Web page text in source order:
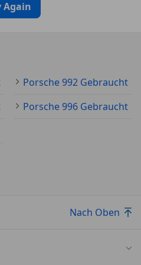
Again
Porsche 992 Gebraucht
Porsche 996 Gebraucht
Nach Oben